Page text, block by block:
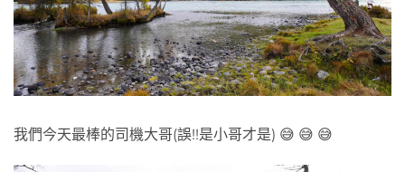
我們今天最棒的司機大哥(誤!!是小哥才是) 😅 😅 😅